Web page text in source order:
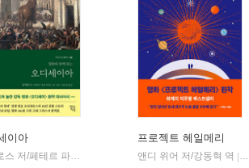
이아
호메로스 저/페테르 파울 루벤스 그림/박문재 역
현대지성
프로젝트 헤일메리
앤디 위어 저/강동혁 역